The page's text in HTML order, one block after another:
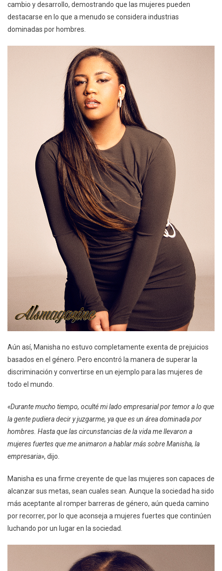
cambio y desarrollo, demostrando que las mujeres pueden
destacarse en lo que a menudo se considera industrias
dominadas por hombres.
Aún así, Manisha no estuvo completamente exenta de prejuicios
basados en el género. Pero encontró la manera de superar la
discriminación y convertirse en un ejemplo para las mujeres de
todo el mundo.
«Durante mucho tiempo, oculté mi lado empresarial por temor a lo que
la gente pudiera decir y juzgarme, ya que es un área dominada por
hombres. Hasta que las circunstancias de la vida me llevaron a
mujeres fuertes que me animaron a hablar más sobre Manisha, la
empresaria», dijo.
Manisha es una firme creyente de que las mujeres son capaces de
alcanzar sus metas, sean cuales sean. Aunque la sociedad ha sido
más aceptante al romper barreras de género, aún queda camino
por recorrer, por lo que aconseja a mujeres fuertes que continúen
luchando por un lugar en la sociedad.